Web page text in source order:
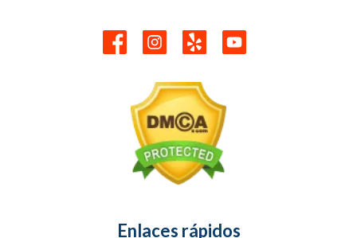
Enlaces rápidos